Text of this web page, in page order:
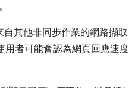
自其他非同步作業的網路擷取
用者可能會認為網頁回應速度